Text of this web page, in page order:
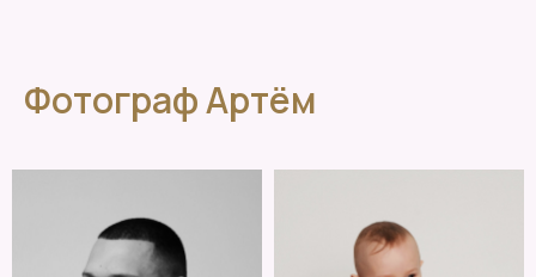
Фотограф Артём